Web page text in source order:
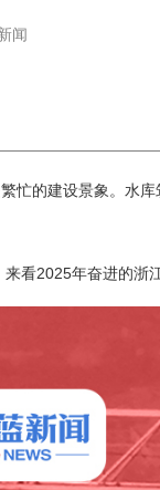
闻
繁忙的建设景象。水
看2025年奋进的浙江